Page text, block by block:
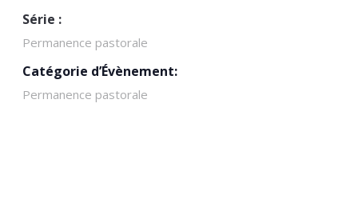
Série :
Permanence pastorale
Catégorie d’Évènement:
Permanence pastorale